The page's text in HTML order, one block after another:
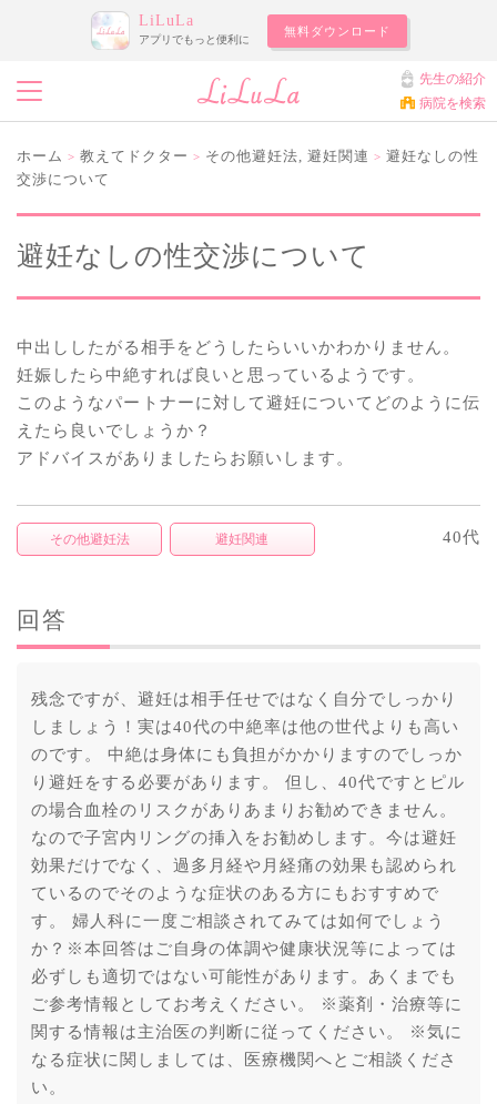
LiLuLa
アプリでもっと便利に
無料ダウンロード
先生の紹介
病院を検索
ホーム > 教えてドクター > その他避妊法, 避妊関連 > 避妊なしの性
交渉について
避妊なしの性交渉について
中出ししたがる相手をどうしたらいいかわかりません。
妊娠したら中絶すれば良いと思っているようです。
このようなパートナーに対して避妊についてどのように伝
えたら良いでしょうか？
アドバイスがありましたらお願いします。
その他避妊法 避妊関連 40代
回答
残念ですが、避妊は相手任せではなく自分でしっかり
しましょう！実は40代の中絶率は他の世代よりも高い
のです。 中絶は身体にも負担がかかりますのでしっか
り避妊をする必要があります。 但し、40代ですとピル
の場合血栓のリスクがありあまりお勧めできません。
なので子宮内リングの挿入をお勧めします。今は避妊
効果だけでなく、過多月経や月経痛の効果も認められ
ているのでそのような症状のある方にもおすすめで
す。 婦人科に一度ご相談されてみては如何でしょう
か？※本回答はご自身の体調や健康状況等によっては
必ずしも適切ではない可能性があります。あくまでも
ご参考情報としてお考えください。 ※薬剤・治療等に
関する情報は主治医の判断に従ってください。 ※気に
なる症状に関しましては、医療機関へとご相談くださ
い。